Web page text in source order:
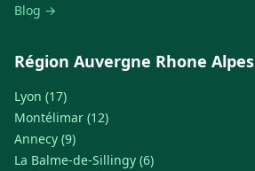
Blog →
Région Auvergne Rhone Alpes
Lyon (17)
Montélimar (12)
Annecy (9)
La Balme-de-Sillingy (6)